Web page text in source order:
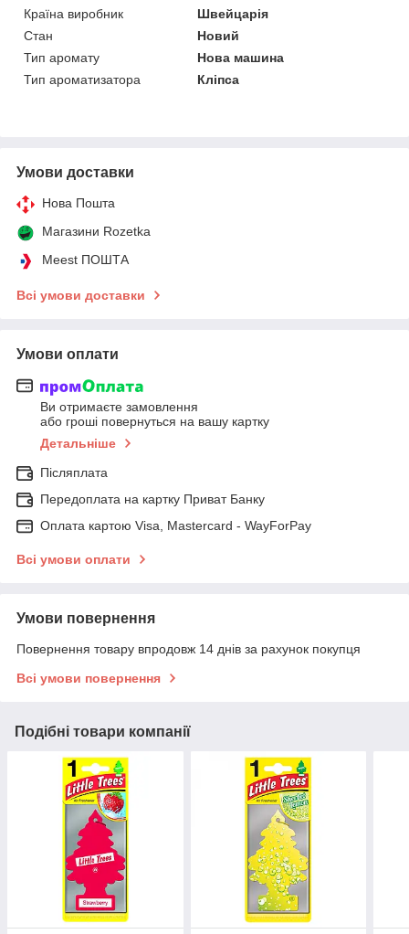
Країна виробник
Швейцарія
Стан
Новий
Тип аромату
Нова машина
Тип ароматизатора
Кліпса
Умови доставки
Нова Пошта
Магазини Rozetka
Meest ПОШТА
Всі умови доставки
Умови оплати
Ви отримаєте замовлення
або гроші повернуться на вашу картку
Детальніше
Післяплата
Передоплата на картку Приват Банку
Оплата картою Visa, Mastercard - WayForPay
Всі умови оплати
Умови повернення
Повернення товару впродовж 14 днів за рахунок покупця
Всі умови повернення
Подібні товари компанії